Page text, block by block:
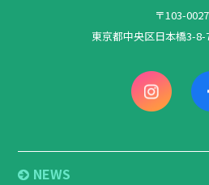
〒103-0027
東京都中央区日本橋3-8-
NEWS